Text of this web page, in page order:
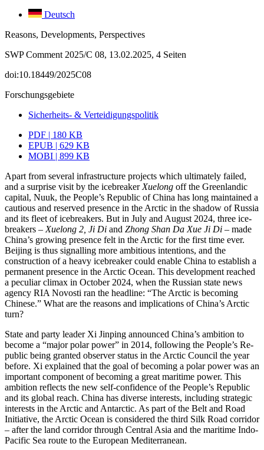
Deutsch
Reasons, Developments, Perspectives
SWP Comment 2025/C 08, 13.02.2025, 4 Seiten
doi:10.18449/2025C08
Forschungsgebiete
Sicherheits- & Verteidigungspolitik
PDF | 180 KB
EPUB | 629 KB
MOBI | 899 KB
Apart from several infrastructure projects which ultimately failed,
and a surprise visit by the icebreaker Xuelong off the Greenlandic
capital, Nuuk, the People’s Repub­lic of China has long maintained a
cautious and reserved presence in the Arctic in the shadow of Russia
and its fleet of icebreakers. But in July and August 2024, three ice­
breakers – Xuelong 2 Ji Di and Zhong Shan Da Xue Ji Di – made
China’s growing pres­ence felt in the Arctic for the first time ever.
Beijing is thus signalling more ambitious intentions, and the
construction of a heavy icebreaker could enable China to establish a
permanent presence in the Arctic Ocean. This development reached
a peculiar climax in October 2024, when the Russian state news
agency RIA Novosti ran the headline: “The Arctic is becoming
Chinese.” What are the reasons and implications of China’s Arctic
turn?
State and party leader Xi Jinping announced China’s ambition to
become a “major polar power” in 2014, following the People’s Re­
public being granted observer status in the Arctic Council the year
before. Xi ex­plained that the goal of becoming a polar power was an
important component of becoming a great maritime power. This
ambition re­flects the new self-confidence of the People’s Republic
and its global reach. China has diverse interests, including stra­tegic
inter­ests in the Arctic and Antarctic. As part of the Belt and Road
Initiative, the Arctic Ocean is considered the third Silk Road corridor
– after the land corridor through Central Asia and the maritime Indo-
Pacific Sea route to the European Mediterranean.